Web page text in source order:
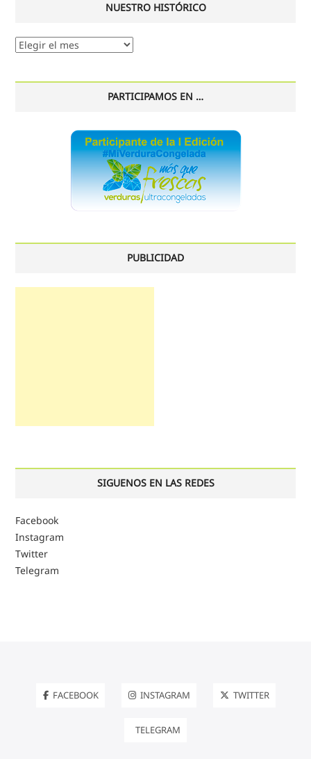
NUESTRO HISTÓRICO
Nuestro
PARTICIPAMOS EN …
PUBLICIDAD
SIGUENOS EN LAS REDES
Facebook
Instagram
Twitter
Telegram
FACEBOOK INSTAGRAM TWITTER
TELEGRAM